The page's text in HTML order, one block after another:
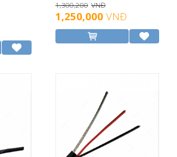
1,300,200 VNĐ
1,250,000 VNĐ